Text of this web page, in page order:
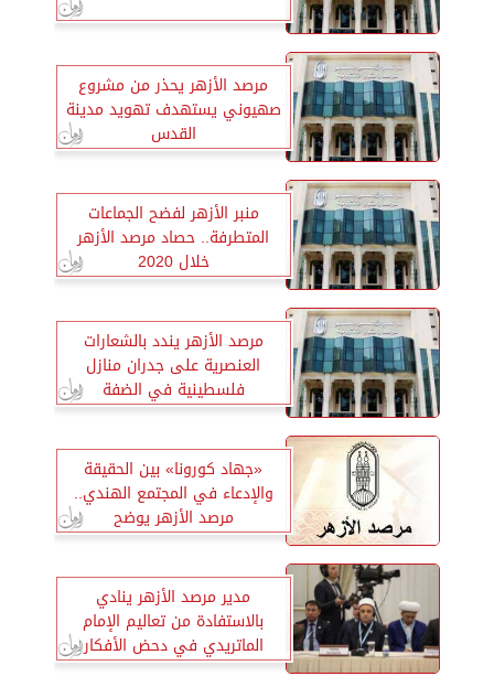
مرصد الأزهر يحذر من مشروع
صهيوني يستهدف تهويد مدينة
القدس
منبر الأزهر لفضح الجماعات
المتطرفة‏.. حصاد مرصد الأزهر
خلال 2020
مرصد الأزهر يندد بالشعارات
العنصرية على جدران منازل
فلسطينية في الضفة
«جهاد كورونا» بين الحقيقة
والإدعاء في المجتمع الهندي..
مرصد الأزهر يوضح
مدير مرصد الأزهر ينادي
بالاستفادة من تعاليم الإمام
الماتريدي في دحض الأفكار
المتطرفة